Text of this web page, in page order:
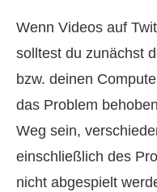
Wenn Videos auf
solltest du zunächst
bzw. deinen
das Problem
Weg sein,
einschließlich des
nicht abgespielt